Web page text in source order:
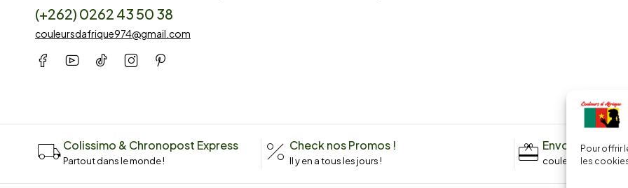
Pour offrir
les
(+262) 0262 43 50 38
couleursdafrique974@gmail.com
Colissimo & Chronopost Express
Partout dans le monde !
Check nos Promos !
Il y en a tous les jours !
Envoyez un